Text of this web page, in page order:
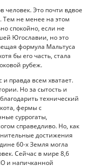
человек. Это почти вдвое
Тем не менее на этом
спокойно, если не
Югославии, но это
формула Мальтуса
бы его часть, стала
рубеж.
и правда всем хватает.
Но за сытость и
технический
фермы с
суррогаты,
справедливо. Но, как
достижения
60-х Земля могла
Сейчас в мире 8,6
и напичканной